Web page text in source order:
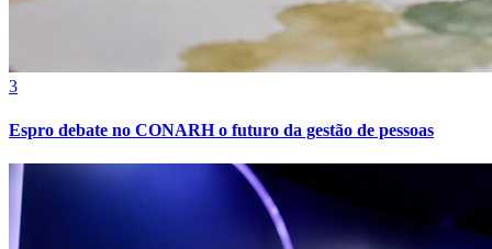
3
Espro debate no CONARH o futuro da gestão de pessoas